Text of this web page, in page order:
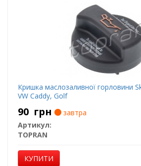
Кришка маслозаливної горловини
VW Caddy, Golf
90 грн
завтра
Артикул:
TOPRAN
КУПИТИ